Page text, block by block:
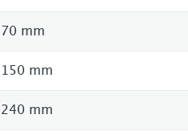
70 mm
150 mm
240 mm